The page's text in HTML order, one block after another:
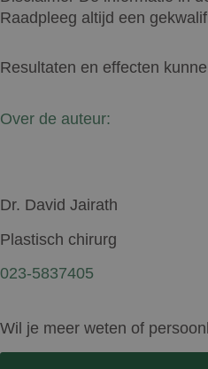
Raadpleeg altijd een
Resultaten en effecten
Over de auteur:
Dr. David Jairath
Plastisch chirurg
023-5837405
Wil je meer weten of